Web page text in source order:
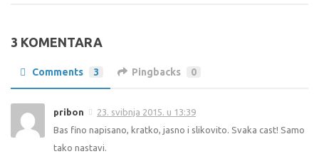
3 KOMENTARA
Comments 3 Pingbacks 0
pribon
23. svibnja 2015. u 13:39
Bas fino napisano, kratko, jasno i slikovito. Svaka cast! Samo
tako nastavi.